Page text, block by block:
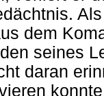
dem
seines
daran